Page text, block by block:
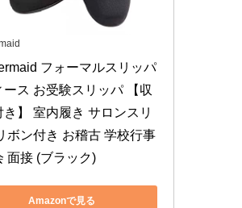
フォーマルスリッパ
ース お受験スリッパ 【収
き】 室内履き サロンスリ
ボン付き お稽古 学校行事
面接 (ブラック)
Amazonで見る